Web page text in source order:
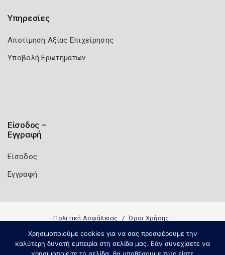
Υπηρεσίες
Αποτίμηση Αξίας Επιχείρησης
Υποβολή Ερωτημάτων
Είσοδος –
Εγγραφή
Είσοδος
Εγγραφή
Πολιτική Ασφάλειας Όροι Χρήσης
Χρησιμοποιούμε cookies για να σας προσφέρουμε την
καλύτερη δυνατή εμπειρία στη σελίδα μας. Εάν συνεχίσετε να
Copyright 2026 Knowledge A.E.